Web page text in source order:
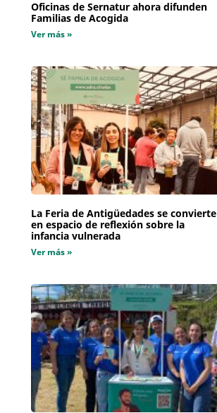
Oficinas de Sernatur ahora difunden
Familias de Acogida
Ver más »
La Feria de Antigüedades se convierte
en espacio de reflexión sobre la
infancia vulnerada
Ver más »